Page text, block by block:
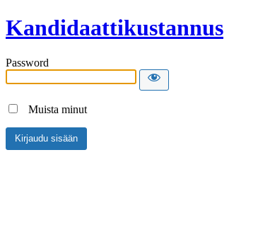
Kandidaattikustannus
Password
Muista minut